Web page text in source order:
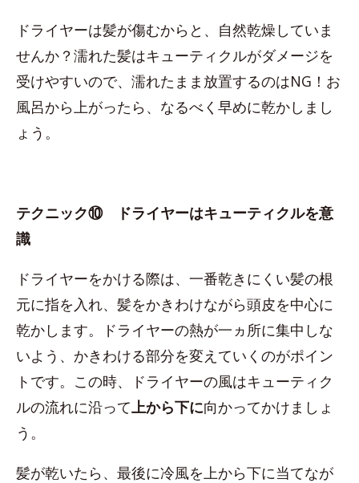
ドライヤーは髪が傷むからと、自然乾燥していま
せんか？濡れた髪はキューティクルがダメージを
受けやすいので、濡れたまま放置するのはNG！お
風呂から上がったら、なるべく早めに乾かしまし
ょう。
テクニック⑩ ドライヤーはキューティクルを意
識
ドライヤーをかける際は、一番乾きにくい髪の根
元に指を入れ、髪をかきわけながら頭皮を中心に
乾かします。ドライヤーの熱が一ヵ所に集中しな
いよう、かきわける部分を変えていくのがポイン
トです。この時、ドライヤーの風はキューティク
ルの流れに沿って上から下に向かってかけましょ
う。
髪が乾いたら、最後に冷風を上から下に当てなが